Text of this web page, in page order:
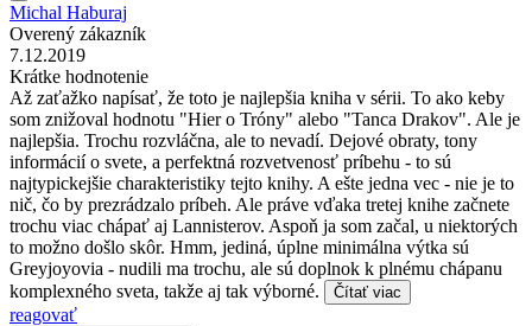
Michal Haburaj
Overený zákazník
7.12.2019
Krátke hodnotenie
Až zaťažko napísať, že toto je najlepšia kniha v sérii. To ako keby
som znižoval hodnotu "Hier o Tróny" alebo "Tanca Drakov". Ale je
najlepšia. Trochu rozvláčna, ale to nevadí. Dejové obraty, tony
informácií o svete, a perfektná rozvetvenosť príbehu - to sú
najtypickejšie charakteristiky tejto knihy. A ešte jedna vec - nie je to
nič, čo by prezrádzalo príbeh. Ale práve vďaka tretej knihe začnete
trochu viac chápať aj Lannisterov. Aspoň ja som začal, u niektorých
to možno došlo skôr. Hmm, jediná, úplne minimálna výtka sú
Greyjoyovia - nudili ma trochu, ale sú doplnok k plnému chápanu
komplexného sveta, takže aj tak výborné.
Čítať viac
reagovať